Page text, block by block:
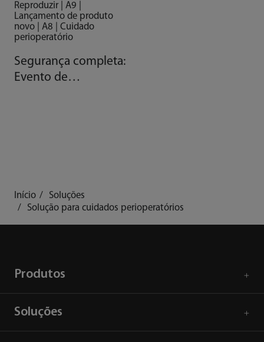
Reproduzir | A9 |
Lançamento de produto
novo | A8 | Cuidado
perioperatório
Segurança completa:
Evento de
Início
Soluções
Solução para cuidados perioperatórios
Produtos
Soluções